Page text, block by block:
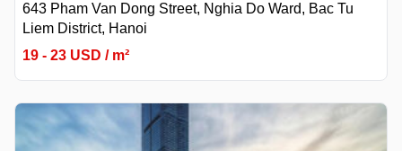
643 Pham Van Dong Street, Nghia Do Ward, Bac Tu
Liem District, Hanoi
19 - 23 USD / m²